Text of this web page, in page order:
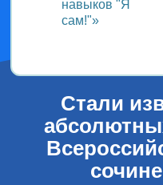
навыков "Я
сам!"»
Стали